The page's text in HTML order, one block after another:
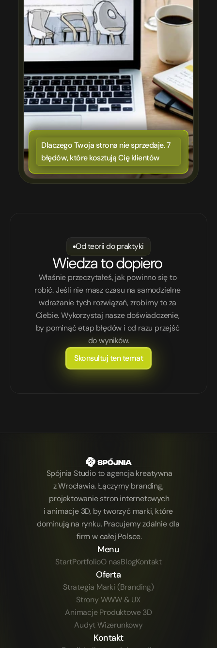
Dlaczego Twoja strona nie sprzedaje. 7
błędów, które kosztują Cię klientów
Od teorii do praktyki
Wiedza to dopiero
Właśnie przeczytałeś, jak powinno się to
robić. Jeśli nie masz czasu na samodzielne
wdrażanie tych rozwiązań, zrobimy to za
Ciebie. Wykorzystaj nasze doświadczenie,
by pominąć etap błędów i od razu przejść
do wyników.
Skonsultuj ten temat
Spójnia Studio to agencja kreatywna
z Wrocławia. Łączymy branding,
projektowanie stron internetowych
i animacje 3D, by tworzyć marki, które
dominują na rynku. Pracujemy zdalnie dla
firm w całej Polsce.
Menu
StartPortfolioO nasBlogKontakt
Oferta
Strategia Marki (Branding)
Strony WWW & UX
Animacje Produktowe 3D
Audyt Wizerunkowy
Kontakt